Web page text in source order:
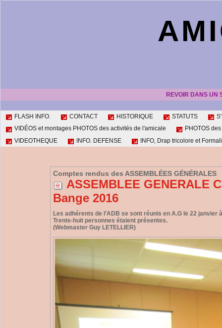
REVOIR DANS UN
FLASH INFO. CONTACT HISTORIQUE STATUTS
VIDÉOS et montages PHOTOS des activités de l'amicale
PHOTOS
VIDEOTHEQUE
INFO. DEFENSE INFO, Drap tricolore et
Comptes rendus des ASSEMBLÉES GÉNÉRALES
ASSEMBLEE GENERALE
Bange 2016
Les adhérents de l’ADB se sont réunis en A.G le 22
Trente-huit personnes étaient présentes.
(Webmaster Guy LETELLIER)